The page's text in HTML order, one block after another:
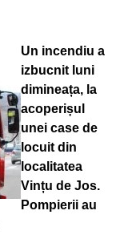
Un incendiu a
izbucnit luni
dimineața, la
acoperișul
unei case de
locuit din
localitatea
Vințu de Jos.
Pompierii au